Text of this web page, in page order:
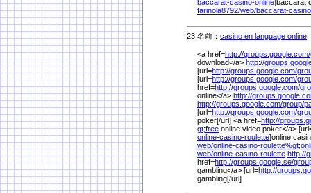
baccarat-casino-online]baccarat
farinola8792/web/baccarat-
23 名前： casino en language online
<a href=http://groups.google.com/
download</a> http://
[url=http://groups.google.com/
[url=http://groups.google.com/
href=http://groups.google.com/
online</a> http://
http://groups.google.com/group/
[url=http://groups.google.com/
poker[/url] <a href=http://
gt;free online video poker</a>
online-casino-roulette]online
web/online-casino-roulette%
web/online-casino-roulette http://
href=http://groups.google.se/
gambling</a> [url=http://
gambling[/url]